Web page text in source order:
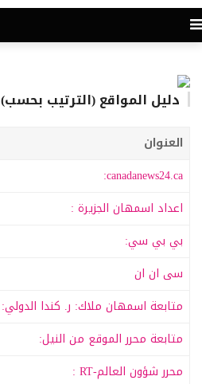
دليل المواقع (الترتيب بحسب)
العنوان
canadanews24.ca:
اعداد اسمهان الجزيرة :
بي بي سي:
سى ان ان
متابعة اسمهان ملاك: ر. كندا الدولي:
متابعة محرر الموقع من النيل:
محرر شؤون العالم-RT :